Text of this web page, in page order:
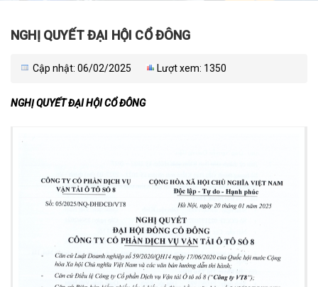
NGHỊ QUYẾT ĐẠI HỘI CỔ ĐÔNG
Cập nhật: 06/02/2025 Lượt xem: 1350
NGHỊ QUYẾT ĐẠI HỘI CỔ ĐÔNG